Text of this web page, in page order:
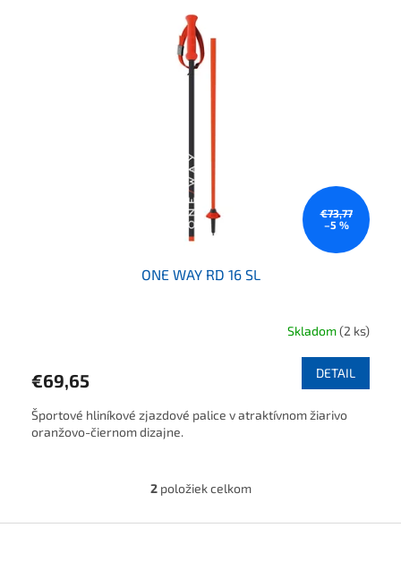
€73,77
–5 %
ONE WAY RD 16 SL
Skladom(2 ks)
€69,65 DETAIL
Športové hliníkové zjazdové palice v atraktívnom žiarivo
oranžovo-čiernom dizajne.
Ovládacie prvky výpisu
2položiek celkom